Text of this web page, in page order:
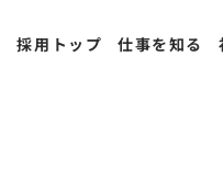
採用トップ 仕事を知る